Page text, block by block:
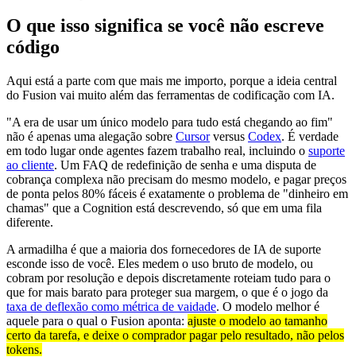
O que isso significa se você não escreve
código
Aqui está a parte com que mais me importo, porque a ideia central
do Fusion vai muito além das ferramentas de codificação com IA.
"A era de usar um único modelo para tudo está chegando ao fim"
não é apenas uma alegação sobre Cursorversus Codex. É verdade
em todo lugar onde agentes fazem trabalho real, incluindo o suporte
ao cliente. Um FAQ de redefinição de senha e uma disputa de
cobrança complexa não precisam do mesmo modelo, e pagar preços
de ponta pelos 80% fáceis é exatamente o problema de "dinheiro em
chamas" que a Cognition está descrevendo, só que em uma fila
diferente.
A armadilha é que a maioria dos fornecedores de IA de suporte
esconde isso de você. Eles medem o uso bruto de modelo, ou
cobram por resolução e depois discretamente roteiam tudo para o
que for mais barato para proteger sua margem, o que é o jogo da
taxa de deflexão como métrica de vaidade. O modelo melhor é
aquele para o qual o Fusion aponta: ajuste o modelo ao tamanho
certo da tarefa, e deixe o comprador pagar pelo resultado, não pelos
tokens.